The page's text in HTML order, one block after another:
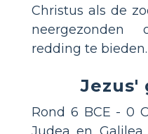
Christus als de
redding te bieden.
Jezus'
Rond 6 BCE - 0